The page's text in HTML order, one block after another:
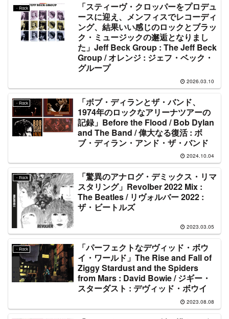
・Rock
「スティーヴ・クロッパーをプロデュ
ースに迎え、メンフィスでレコーディ
ング、結果いい感じのロックとブラッ
ク・ミュージックの邂逅となりまし
た」Jeff Beck Group : The Jeff Beck
Group / オレンジ : ジェフ・ベック・
グループ
2026.03.10
・Rock
「ボブ・ディランとザ・バンド、
1974年のロックなアリーナツアーの
記録」Before the Flood / Bob Dylan
and The Band / 偉大なる復活 : ボ
ブ・ディラン・アンド・ザ・バンド
2024.10.04
・Rock
「驚異のアナログ・デミックス・リマ
スタリング」Revolber 2022 Mix :
The Beatles / リヴォルバー 2022 :
ザ・ビートルズ
2023.03.05
・Rock
「パーフェクトなデヴィッド・ボウ
イ・ワールド」The Rise and Fall of
Ziggy Stardust and the Spiders
from Mars : David Bowie / ジギー・
スターダスト : デヴィッド・ボウイ
2023.08.08